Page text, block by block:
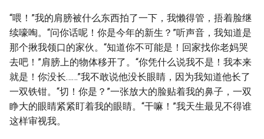
“喂！”我的肩膀被什么东西拍了一下，我懒得管，捂着脸继
续嚎啕。“问你话呢！你是今年的新生？”听声音，我知道是
那个揪我领口的家伙。“知道你不可能是！回家找你老妈哭
去吧！”肩膀上的物体移开了。“你凭什么说我不是！我本来
就是！你没长……”我不敢说他没长眼睛，因为我知道他长了
一双铁钳。“切！你是？”一张放大的脸贴着我的鼻子，一双
睁大的眼睛紧紧盯着我的眼睛。“干嘛！”我天生最见不得谁
这样审视我。